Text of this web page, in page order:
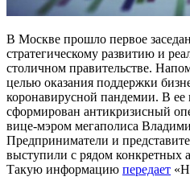
В Москве прошло первое
стратегическому развитию и
столичном правительстве.
целью оказания поддержки
коронавирусной пандемии. В ее
сформирован антикризисный
вице-мэром мегаполиса
Предприниматели и
выступили с рядом конкретных
Такую информацию передает